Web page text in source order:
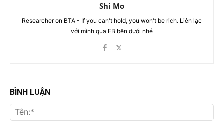
Shi Mo
Researcher on BTA - If you can't hold, you won't be rich. Liên lạc
với mình qua FB bên dưới nhé
BÌNH LUẬN